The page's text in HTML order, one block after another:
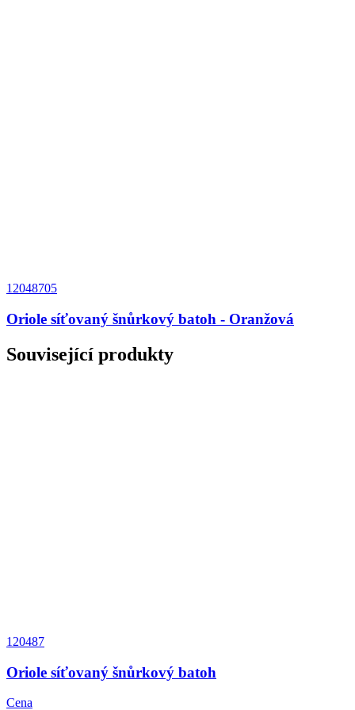
12048705
Oriole síťovaný šnůrkový batoh - Oranžová
Související produkty
120487
Oriole síťovaný šnůrkový batoh
Cena